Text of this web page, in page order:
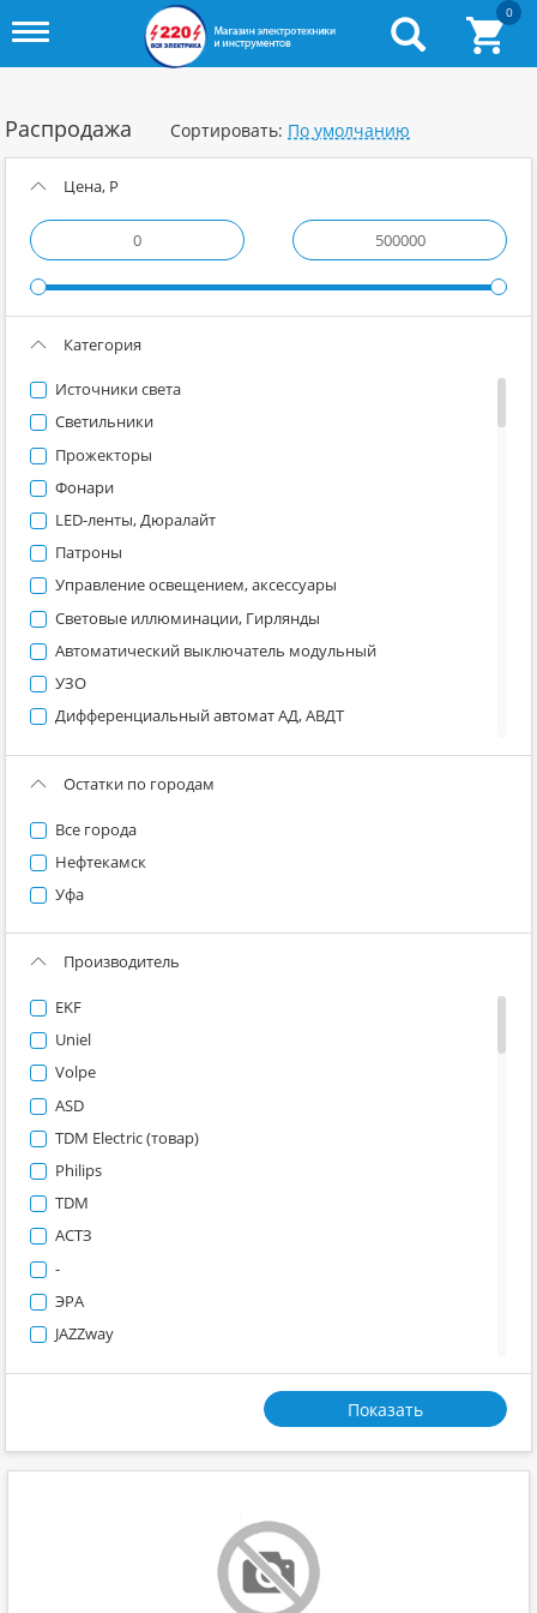
Toggle
0
Распродажа Сортировать:
Цена, Р
Категория
Источники света
Светильники
Прожекторы
Фонари
LED-ленты, Дюралайт
Патроны
Управление освещением, аксессуары
Световые иллюминации, Гирлянды
Автоматический выключатель модульный
УЗО
Дифференциальный автомат АД, АВДТ
Выкл нагрузки ВН, держатель ДПВ
Прочее модульное оборудование
Автоматический выключатель силовой
Силовые разъемы
Контактор, Пускатель
Кнопка, Пост кнопочный, Переключатель, ВК,
Светосигнальная арматура
Трансформаторы силовые, сетевые
Высоковольтное и средневольтное оборудование
Электродвигатели
Прочее
Кабель и провод силовой медный
Кабель и провод силовой алюминиевый
Трубка, металлорукав, аксессуары
Кабельный канал, короб, лоток, аксессуары
Измерительные приборы
Щит распределительный ЩРН, ЩРВ
Боксы ЩРНП, ЩРНПМ, ЩРВП, ЩРВПМ
Остатки по городам
Все города
Нефтекамск
Уфа
Производитель
EKF
Uniel
Volpe
ASD
TDM Electric (товар)
Philips
TDM
АСТЗ
-
ЭРА
JAZZway
Показать